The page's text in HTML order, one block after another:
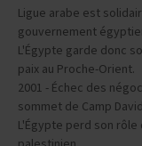
Ligue arabe est
gouvernement
L'Égypte garde donc
paix au Proche-Orient.
2001 - Échec des
sommet de Camp
L'Égypte perd son